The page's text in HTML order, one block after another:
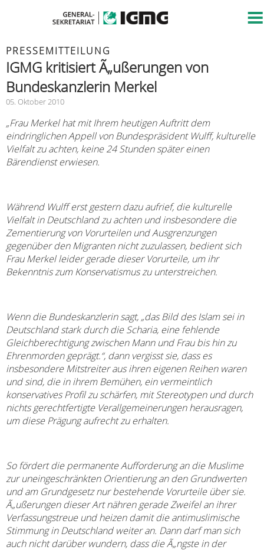
PRESSEMITTEILUNG
IGMG kritisiert Ã„ußerungen von
Bundeskanzlerin Merkel
05. Oktober 2010
„Frau Merkel hat mit Ihrem heutigen Auftritt dem
eindringlichen Appell von Bundespräsident Wulff, kulturelle
Vielfalt zu achten, keine 24 Stunden später einen
Bärendienst erwiesen.
Während Wulff erst gestern dazu aufrief, die kulturelle
Vielfalt in Deutschland zu achten und insbesondere die
Zementierung von Vorurteilen und Ausgrenzungen
gegenüber den Migranten nicht zuzulassen, bedient sich
Frau Merkel leider gerade dieser Vorurteile, um ihr
Bekenntnis zum Konservatismus zu unterstreichen.
Wenn die Bundeskanzlerin sagt, „das Bild des Islam sei in
Deutschland stark durch die Scharia, eine fehlende
Gleichberechtigung zwischen Mann und Frau bis hin zu
Ehrenmorden geprägt.“, dann vergisst sie, dass es
insbesondere Mitstreiter aus ihren eigenen Reihen waren
und sind, die in ihrem Bemühen, ein vermeintlich
konservatives Profil zu schärfen, mit Stereotypen und durch
nichts gerechtfertigte Verallgemeinerungen herausragen,
um diese Prägung aufrecht zu erhalten.
So fördert die permanente Aufforderung an die Muslime
zur uneingeschränkten Orientierung an den Grundwerten
und am Grundgesetz nur bestehende Vorurteile über sie.
Ã„ußerungen dieser Art nähren gerade Zweifel an ihrer
Verfassungstreue und heizen damit die antimuslimische
Stimmung in Deutschland weiter an. Dann darf man sich
auch nicht darüber wundern, dass die Ã„ngste in der